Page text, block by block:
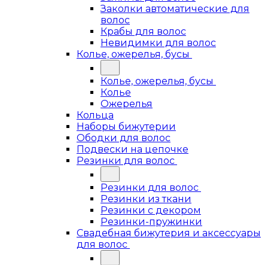
Заколки автоматические для
волос
Крабы для волос
Невидимки для волос
Колье, ожерелья, бусы
Колье, ожерелья, бусы
Колье
Ожерелья
Кольца
Наборы бижутерии
Ободки для волос
Подвески на цепочке
Резинки для волос
Резинки для волос
Резинки из ткани
Резинки с декором
Резинки-пружинки
Свадебная бижутерия и аксессуары
для волос